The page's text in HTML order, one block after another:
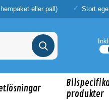
eller pall) Stort
produkter